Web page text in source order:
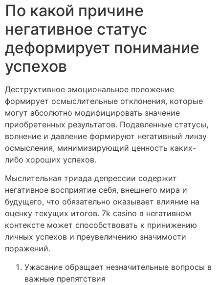
По какой причине
негативное статус
деформирует понимание
успехов
Деструктивное эмоциональное положение
формирует осмыслительные отклонения, которые
могут абсолютно модифицировать значение
приобретенных результатов. Подавленные статусы,
волнение и давление формируют негативный линзу
осмысления, минимизирующий ценность каких-
либо хороших успехов.
Мыслительная триада депрессии содержит
негативное восприятие себя, внешнего мира и
будущего, что обязательно оказывает влияние на
оценку текущих итогов. 7k casino в негативном
контексте может способствовать к принижению
личных успехов и преувеличению значимости
поражений.
Ужасание обращает незначительные вопросы в
важные препятствия